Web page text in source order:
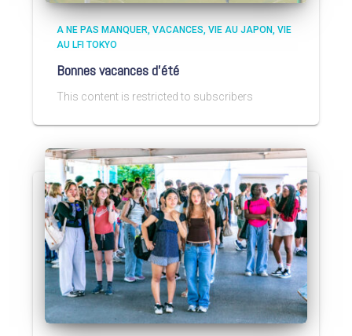
A NE PAS MANQUER VACANCES VIE AU JAPON VIE
AU LFI TOKYO
Bonnes vacances d’été
This content is restricted to subscribers